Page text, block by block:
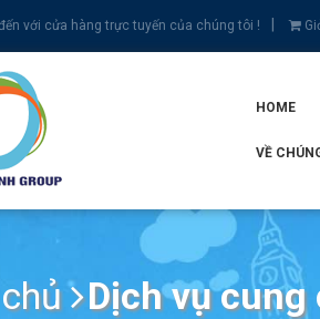
với cửa hàng trực tuyến của chúng tôi !
HOME
VỀ
Dịch vụ cung